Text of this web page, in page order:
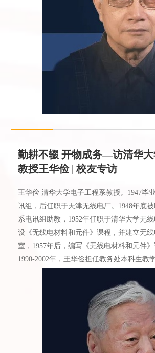
勤耕不辍 开物成务—访清华
教授王华俭 | 校友专访
王华俭 清华大学电子工程系教授。1947毕
讯组，后任职于天津无线电厂。1948年底
系电讯组助教，1952年任职于清华大学无
设《无线电材料和元件》课程，并建立无
室，1957年后，编写《无线电材料和元件》
1990-2002年，王华俭担任教务处本科生教学